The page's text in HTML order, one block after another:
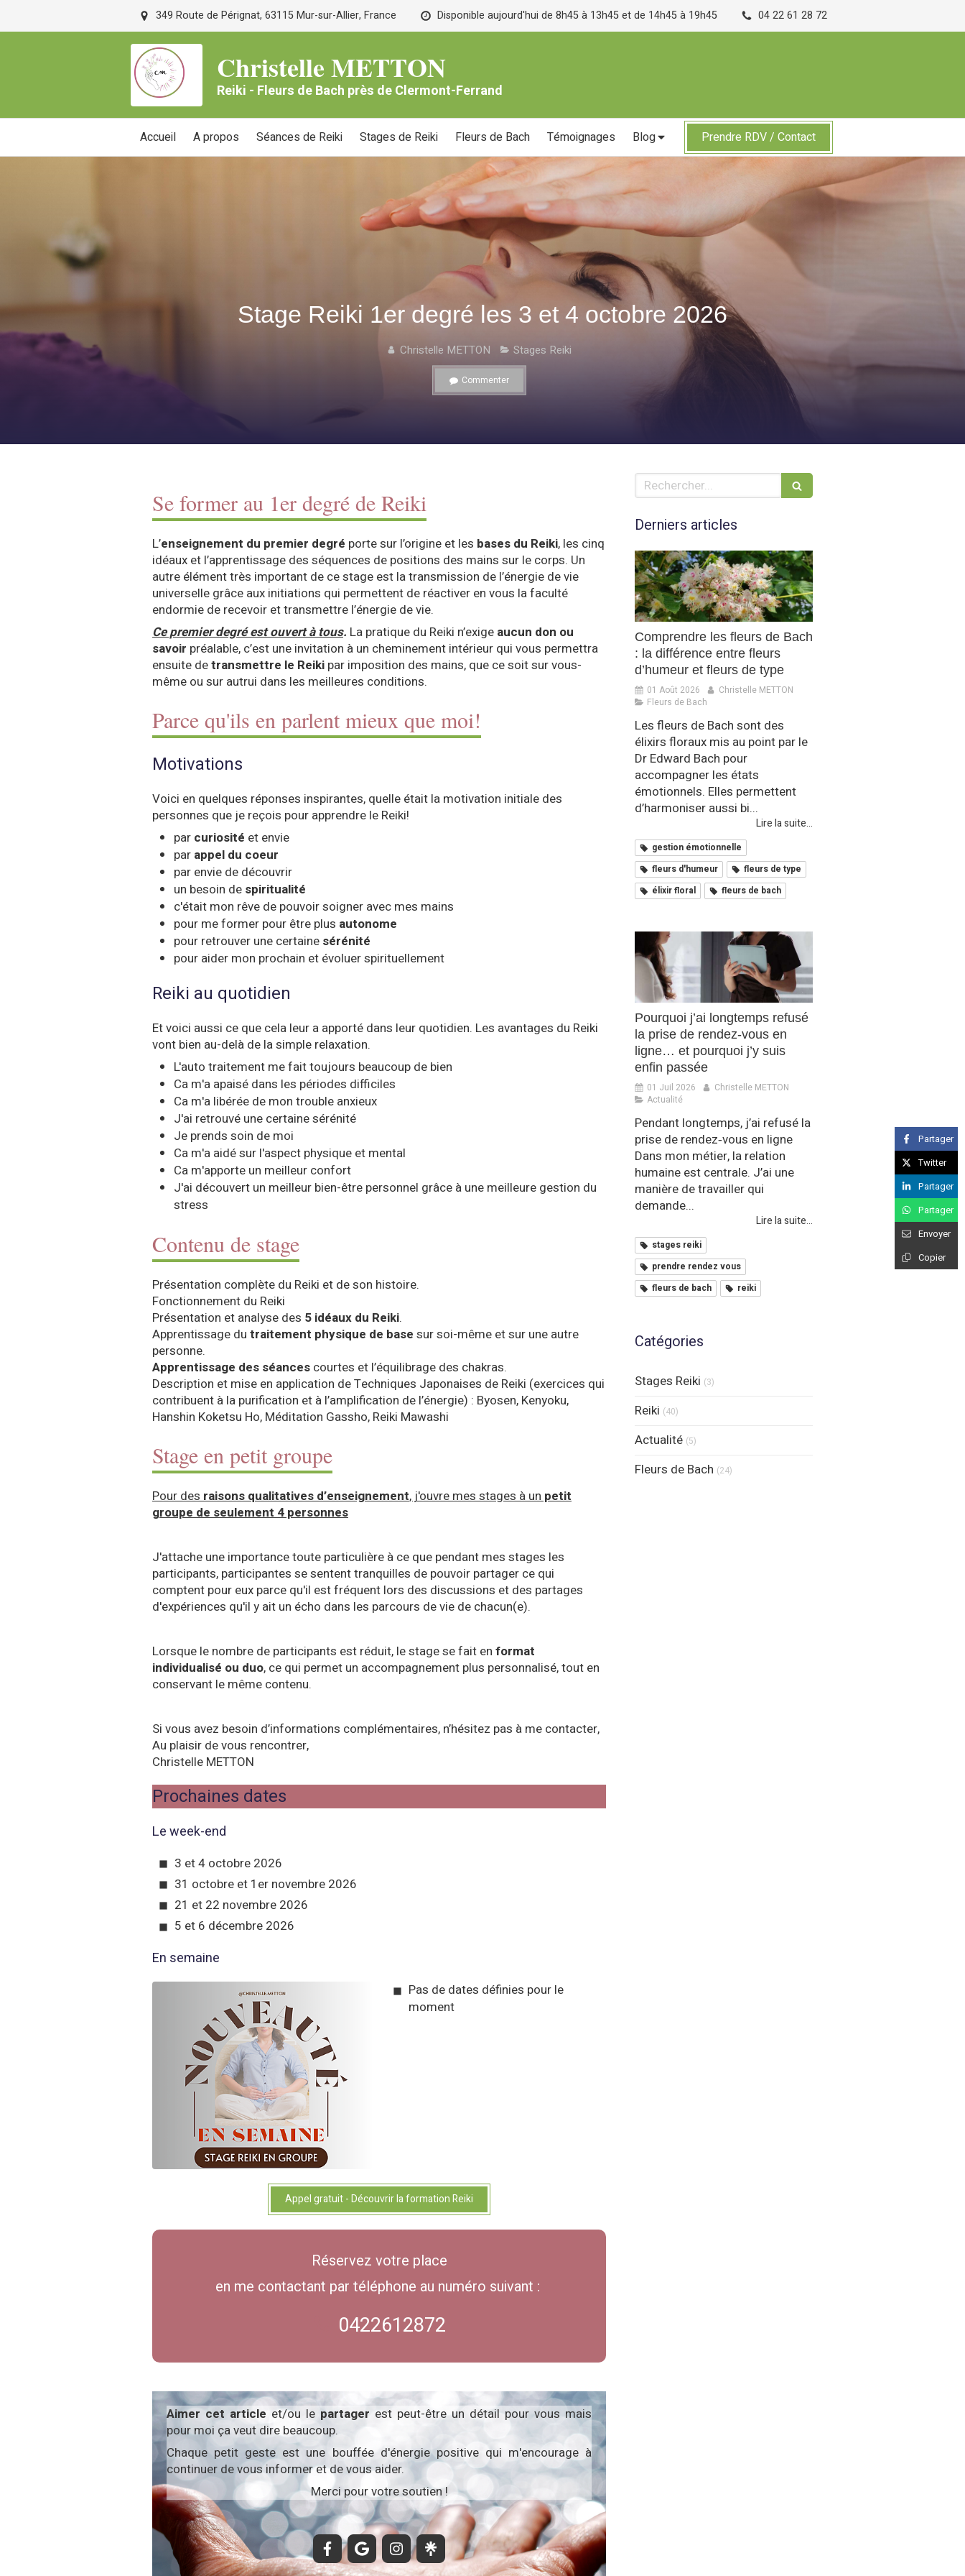
349 Route de Pérignat, 63115 Mur-sur-Allier, France Disponible aujourd'hui de 8h45 à 13h45 et de 14h45 à 19h45 04 22 61 28 72
Christelle METTON
Reiki - Fleurs de Bach près de Clermont-Ferrand
Accueil A propos Séances de Reiki Stages de Reiki Fleurs de Bach Témoignages Blog Prendre RDV / Contact
Stage Reiki 1er degré les 3 et 4 octobre 2026
Christelle METTON Stages Reiki
Commenter
Se former au 1er degré de Reiki
L’enseignement du premier degré porte sur l’origine et les bases du Reiki, les cinq
idéaux et l’apprentissage des séquences de positions des mains sur le corps. Un
autre élément très important de ce stage est la transmission de l’énergie de vie
universelle grâce aux initiations qui permettent de réactiver en vous la faculté
endormie de recevoir et transmettre l’énergie de vie.
Ce premier degré est ouvert à tous. La pratique du Reiki n’exige aucun don ou
savoir préalable, c’est une invitation à un cheminement intérieur qui vous permettra
ensuite detransmettre le Reiki par imposition des mains, que ce soit sur vous-
même ou sur autrui dans les meilleures conditions.
Parce qu'ils en parlent mieux que moi!
Motivations
Voici en quelques réponses inspirantes, quelle était la motivation initiale des
personnes que je reçois pour apprendre le Reiki!
par curiosité et envie
par appel du coeur
par envie de découvrir
un besoin de spiritualité
c'était mon rêve de pouvoir soigner avec mes mains
pour me former pour être plus autonome
pour retrouver une certaine sérénité
pour aider mon prochain et évoluer spirituellement
Reiki au quotidien
Et voici aussi ce que cela leur a apporté dans leur quotidien. Les avantages du Reiki
vont bien au-delà de la simple relaxation.
L'auto traitement me fait toujours beaucoup de bien
Ca m'a apaisé dans les périodes difficiles
Ca m'a libérée de mon trouble anxieux
J'ai retrouvé une certaine sérénité
Je prends soin de moi
Ca m'a aidé sur l'aspect physique et mental
Ca m'apporte un meilleur confort
J'ai découvert un meilleur bien-être personnel grâce à une meilleure gestion du
stress
Contenu de stage
Présentation complète du Reiki et de son histoire.
Fonctionnement du Reiki
Présentation et analyse des 5 idéaux du Reiki.
Apprentissage du traitement physique de base sur soi-même et sur une autre
personne.
Apprentissage des séances courtes et l’équilibrage des chakras.
Description et mise en application de Techniques Japonaises de Reiki (exercices qui
contribuent à la purification et à l’amplification de l’énergie) : Byosen, Kenyoku,
Hanshin Koketsu Ho, Méditation Gassho, Reiki Mawashi
Stage en petit groupe
Pour desraisons qualitatives d’enseignement, j'ouvre mes stages à unpetit
groupe de seulement 4 personnes
J'attache une importance toute particulière à ce que pendant mes stages les
participants, participantes se sentent tranquilles de pouvoir partager ce qui
comptent pour eux parce qu'il est fréquent lors des discussions et des partages
d'expériences qu'il y ait un écho dans les parcours de vie de chacun(e).
Lorsque le nombre de participants est réduit, le stage se fait en format
individualisé ou duo, ce qui permet un accompagnement plus personnalisé, tout en
conservant le même contenu.
Si vous avez besoin d’informations complémentaires, n’hésitez pas à me contacter,
Au plaisir de vous rencontrer,
Christelle METTON
Prochaines dates
Le week-end
3 et 4 octobre 2026
31 octobre et 1er novembre 2026
21 et 22 novembre 2026
5 et 6 décembre 2026
En semaine
Pas de dates définies pour le
moment
Appel gratuit - Découvrir la formation Reiki
Réservez votre place
en me contactant par téléphone au numéro suivant :
0422612872
Aimer cet article et/ou le partager est peut-être un détail pour vous mais
pour moi ça veut dire beaucoup.
Chaque petit geste est une bouffée d'énergie positive qui m'encourage à
continuer de vous informer et de vous aider.
Merci pour votre soutien !
Partager
Twitter
Partager
Partager
Envoyer
Copier
Rechercher
Derniers articles
Comprendre les fleurs de Bach
: la différence entre fleurs
d’humeur et fleurs de type
01 Août 2026
Christelle METTON
Fleurs de Bach
Les fleurs de Bach sont des
élixirs floraux mis au point par le
Dr Edward Bach pour
accompagner les états
émotionnels. Elles permettent
d’harmoniser aussi bi...
Lire la suite...
gestion émotionnelle
fleurs d'humeur
fleurs de type
élixir floral
fleurs de bach
Pourquoi j’ai longtemps refusé
la prise de rendez‑vous en
ligne… et pourquoi j’y suis
enfin passée
01 Juil 2026
Christelle METTON
Actualité
Pendant longtemps, j’ai refusé la
prise de rendez‑vous en ligne
Dans mon métier, la relation
humaine est centrale. J’ai une
manière de travailler qui
demande...
Lire la suite...
stages reiki
prendre rendez vous
fleurs de bach
reiki
Catégories
Stages Reiki (3)
Reiki (40)
Actualité (5)
Fleurs de Bach (24)